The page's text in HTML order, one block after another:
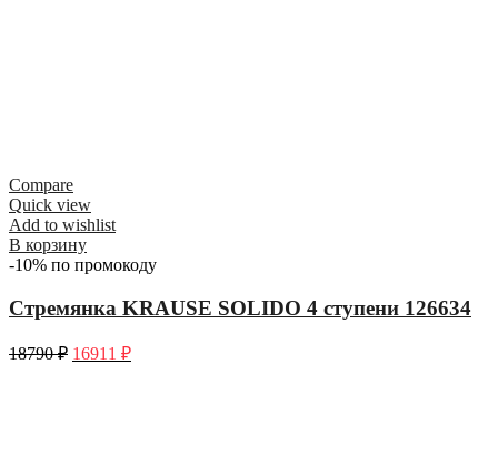
Compare
Quick view
Add to wishlist
В корзину
-10% по промокоду
Стремянка KRAUSE SOLIDO 4 ступени 126634
18790₽ 16911 ₽